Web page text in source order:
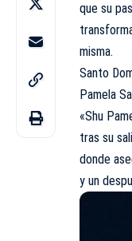
que su
misma.
Santo
Pamela
«Shu
tras su
donde
y un